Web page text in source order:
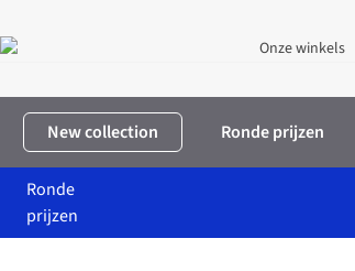
Onze winkels
New collection Ronde prijzen
Ronde
prijzen